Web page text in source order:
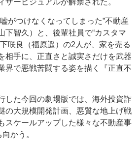
ザービジュアルが解禁された。
がつけなくなってしまった”不動産
下智久）と、後輩社員で“カスタマ
咲良（福原遥）の2人が、家を売る
相手に、正直さと誠実さだけを武器
界で悪戦苦闘する姿を描く『正直不
した今回の劇場版では、海外投資詐
の大規模開発計画、悪質な地上げ戦
スケールアップした様々な不動産事
かう。